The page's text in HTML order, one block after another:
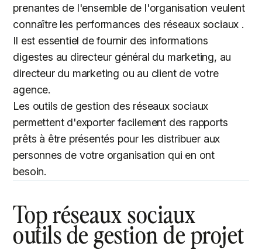
prenantes de l'ensemble de l'organisation veulent
connaître les performances des réseaux sociaux .
Il est essentiel de fournir des informations
digestes au directeur général du marketing, au
directeur du marketing ou au client de votre
agence.
Les outils de gestion des réseaux sociaux
permettent d'exporter facilement des rapports
prêts à être présentés pour les distribuer aux
personnes de votre organisation qui en ont
besoin.
Top réseaux sociaux
outils de gestion de projet